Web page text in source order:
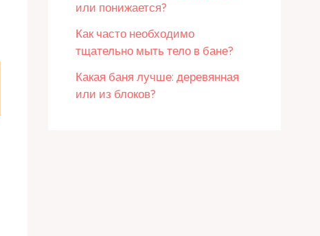
или понижается?
Как часто необходимо
тщательно мыть тело в бане?
Какая баня лучше: деревянная
или из блоков?